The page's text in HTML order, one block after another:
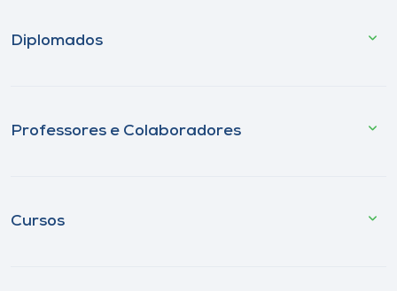
Diplomados
Professores e Colaboradores
Cursos